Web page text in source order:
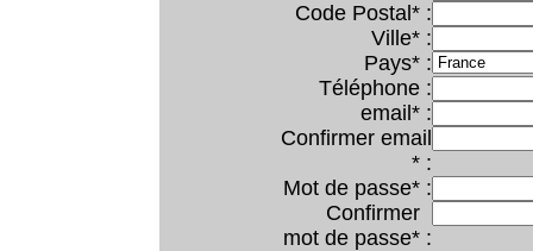
Code Postal* :
Ville* :
Pays* :
Téléphone :
email* :
Confirmer email
* :
Mot de passe* :
Confirmer
mot de passe* :